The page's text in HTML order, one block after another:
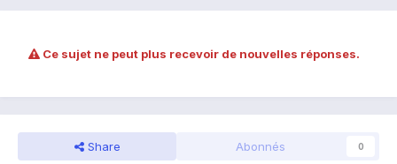
Ce sujet ne peut plus recevoir de nouvelles réponses.
Share Abonnés 0